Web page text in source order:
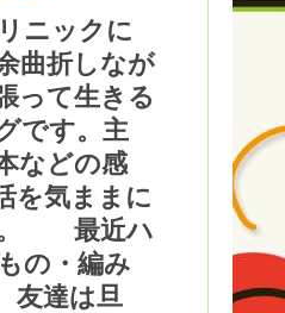
ニックに
曲折しなが
って生きる
です。主
などの感
を気ままに
。 最近ハ
の・編み
友達は旦